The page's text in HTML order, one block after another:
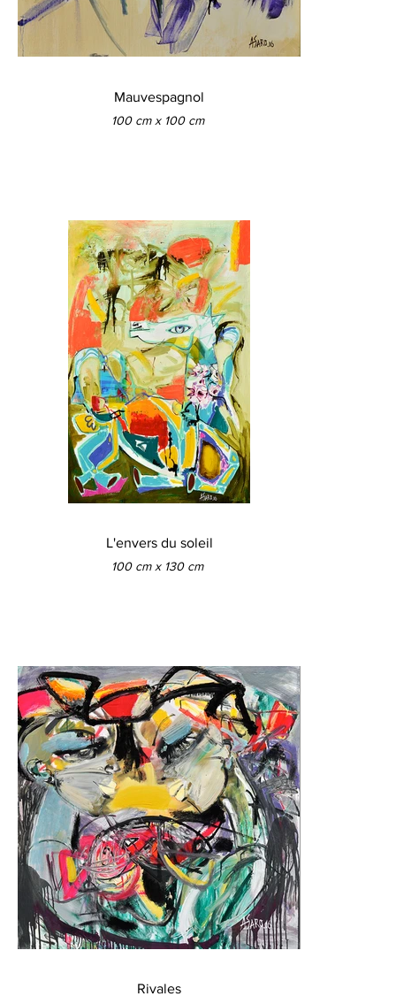
Mauvespagnol
100 cm x 100 cm
L'envers du soleil
100 cm x 130 cm
Rivales